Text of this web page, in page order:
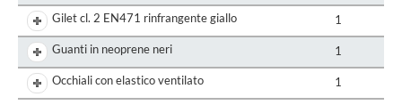
Gilet cl. 2 EN471 rinfrangente giallo 1
Guanti in neoprene neri 1
Occhiali con elastico ventilato 1